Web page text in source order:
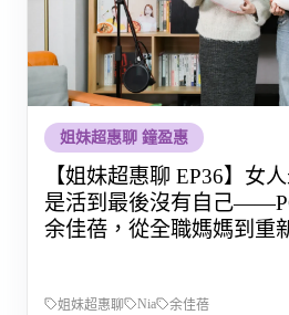
姐妹超惠聊 鐘盈惠
【姐妹超惠聊 EP36】女
是活到最後沒有自己
余佳蓓，從全職媽媽到重
姐妹超惠聊 Nia 余佳蓓